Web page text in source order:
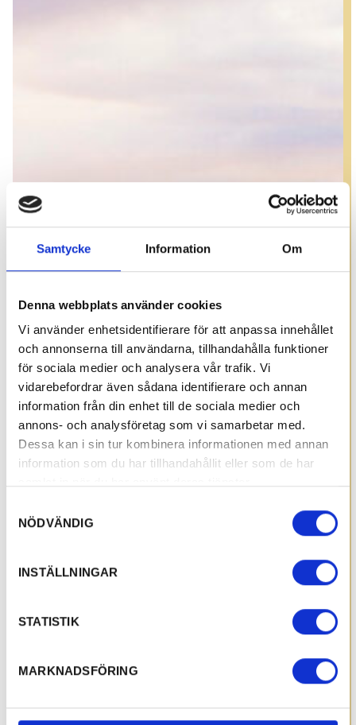
Samtycke Information Om
Denna webbplats använder cookies
Vi använder enhetsidentifierare för att anpassa innehållet
och annonserna till användarna, tillhandahålla funktioner
för sociala medier och analysera vår trafik. Vi
vidarebefordrar även sådana identifierare och annan
information från din enhet till de sociala medier och
annons- och analysföretag som vi samarbetar med.
Dessa kan i sin tur kombinera informationen med annan
information som du har tillhandahållit eller som de har
NÖDVÄNDIG
INSTÄLLNINGAR
STATISTIK
MARKNADSFÖRING